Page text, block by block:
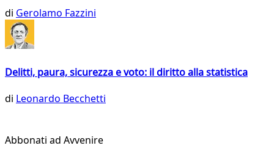
di Gerolamo Fazzini
Delitti, paura, sicurezza e voto: il diritto alla statistica
di Leonardo Becchetti
Abbonati ad Avvenire